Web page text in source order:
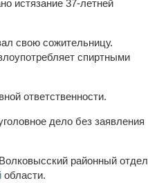
истязание 37-летней
свою сожительницу.
спиртными
ответственности.
дело без заявления
районный отдел
области.